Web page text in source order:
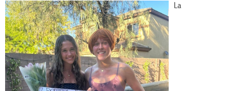
La